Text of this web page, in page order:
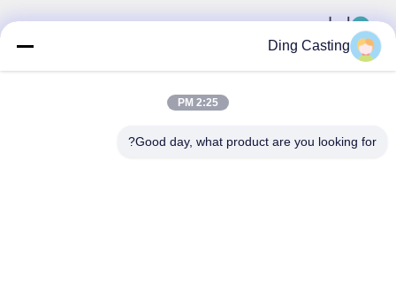
ایمیل
dzivy@idzxm.cn
برای دریافت تخفیف ها و موارد دیگر، به خبرنامه ما ثبت نام کنید.
Ding Casting
2:25 PM
Good day, what product are you looking for?